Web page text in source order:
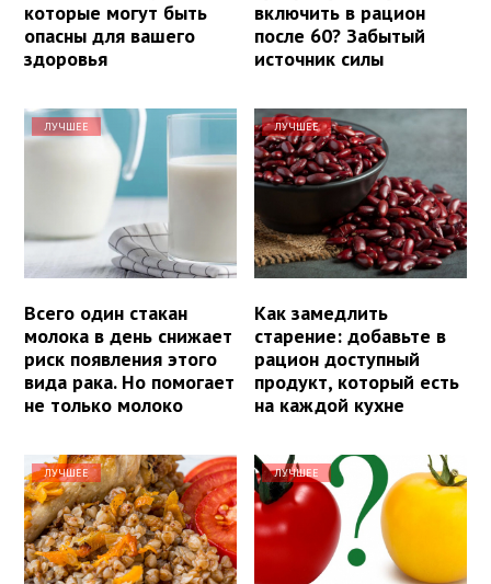
которые могут быть
опасны для вашего
здоровья
включить в рацион
после 60? Забытый
источник силы
ЛУЧШЕЕ
Всего один стакан
молока в день снижает
риск появления этого
вида рака. Но помогает
не только молоко
ЛУЧШЕЕ
Как замедлить
старение: добавьте в
рацион доступный
продукт, который есть
на каждой кухне
ЛУЧШЕЕ ЛУЧШЕЕ